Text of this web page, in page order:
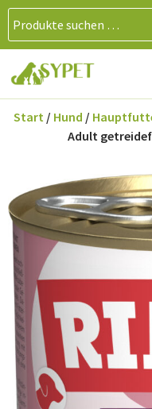
Start/ Hund /
Adult